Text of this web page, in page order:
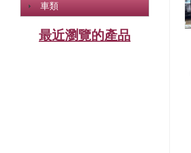
車類
最近瀏覽的產品新到商品​